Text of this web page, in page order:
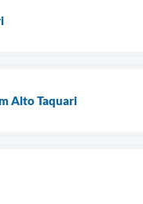
Alto Taquari